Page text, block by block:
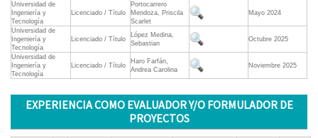
Universidad de
Ingeniería y
Tecnología
Licenciado / Título
Portocarrero
Mendoza, Priscila
Scarlet
Mayo 2024
Universidad de
Ingeniería y
Tecnología
Licenciado / Título
López Medina,
Sebastian
Octubre 2025
Universidad de
Ingeniería y
Tecnología
Licenciado / Título
Haro Farfán,
Andrea Carolina
Noviembre 2025
EXPERIENCIA COMO EVALUADOR Y/O FORMULADOR DE
PROYECTOS